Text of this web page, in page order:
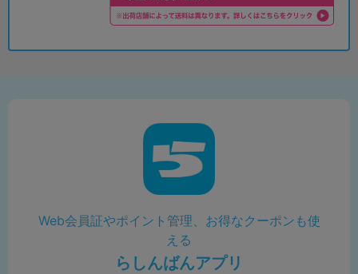
Web会員証やポイント管理、お得なクーポンも使
える
らしんばんアプリ